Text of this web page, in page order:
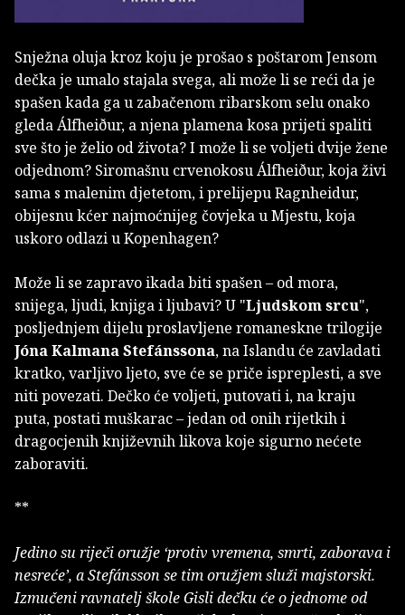
Snježna oluja kroz koju je prošao s poštarom Jensom
dečka je umalo stajala svega, ali može li se reći da je
spašen kada ga u zabačenom ribarskom selu onako
gleda Álfheiður, a njena plamena kosa prijeti spaliti
sve što je želio od života? I može li se voljeti dvije žene
odjednom? Siromašnu crvenokosu Álfheiður, koja živi
sama s malenim djetetom, i prelijepu Ragnheidur,
obijesnu kćer najmoćnijeg čovjeka u Mjestu, koja
uskoro odlazi u Kopenhagen?
Može li se zapravo ikada biti spašen – od mora,
snijega, ljudi, knjiga i ljubavi? U "Ljudskom srcu",
posljednjem dijelu proslavljene romaneskne trilogije
Jóna Kalmana Stefánssona, na Islandu će zavladati
kratko, varljivo ljeto, sve će se priče ispreplesti, a sve
niti povezati. Dečko će voljeti, putovati i, na kraju
puta, postati muškarac – jedan od onih rijetkih i
dragocjenih književnih likova koje sigurno nećete
zaboraviti.
**
Jedino su riječi oružje ‘protiv vremena, smrti, zaborava i
nesreće’, a Stefánsson se tim oružjem služi majstorski.
Izmučeni ravnatelj škole Gisli dečku će o jednome od